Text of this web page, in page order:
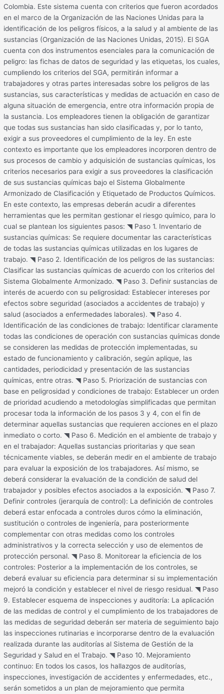
Colombia. Este sistema cuenta con criterios que fueron acordados
en el marco de la Organización de las Naciones Unidas para la
identificación de los peligros físicos, a la salud y al ambiente de las
sustancias (Organización de las Naciones Unidas, 2015). El SGA
cuenta con dos instrumentos esenciales para la comunicación de
peligro: las fichas de datos de seguridad y las etiquetas, los cuales,
cumpliendo los criterios del SGA, permitirán informar a
trabajadores y otras partes interesadas sobre los peligros de las
sustancias, sus características y medidas de actuación en caso de
alguna situación de emergencia, entre otra información propia de
la sustancia. Los empleadores tienen la obligación de garantizar
que todas sus sustancias han sido clasificadas y, por lo tanto,
exigir a sus proveedores el cumplimiento de la ley. En este
contexto es importante que los empleadores incorporen dentro de
sus procesos de cambio y adquisición de sustancias químicas, los
criterios necesarios para exigir a sus proveedores la clasificación
de sus sustancias químicas bajo el Sistema Globalmente
Armonizado de Clasificación y Etiquetado de Productos Químicos.
En este contexto, las empresas deberán acudir a diferentes
herramientas que les permitan gestionar el riesgo químico, para lo
cual se plantean los siguientes pasos: ◥ Paso 1. Inventario de
sustancias químicas: Se requiere documentar las características
de todas las sustancias químicas utilizadas en los lugares de
trabajo. ◥ Paso 2. Identificación de los peligros de las sustancias:
Clasificar las sustancias químicas de acuerdo con los criterios del
Sistema Globalmente Armonizado. ◥ Paso 3. Definir sustancias de
interés de acuerdo con su peligrosidad: Establecer intereses por
efectos sobre seguridad (asociados a accidentes de trabajo) y
salud (asociados a enfermedades laborales). ◥ Paso 4.
Identificación de las condiciones de trabajo: Identificar claramente
todas las condiciones de operación con sustancias químicas donde
se consideren las medidas de protección implementadas, su
estado de funcionamiento y calibración, según aplique, las
cantidades, periodicidad y presentación de las sustancias
químicas, entre otras. ◥ Paso 5. Priorización de sustancias con
base en peligrosidad y condiciones de trabajo: Establecer un orden
de prioridad acudiendo a metodologías simplificadas que permitan
procesar toda la información de los pasos 3 y 4, con el fin de
determinar aquellas sustancias que requieren acciones en el plazo
inmediato o corto. ◥ Paso 6. Medición en el ambiente de trabajo y
en el trabajador: Aquellas sustancias prioritarias y que sean
técnicamente viables, se deberán medir en el ambiente de trabajo
para evaluar la exposición de los trabajadores. Así mismo, se
deberá considerar la evaluación de la condición de salud del
trabajador y posibles efectos asociados a la exposición. ◥ Paso 7.
Definir controles (jerarquía de control): La definición de controles
deberá estar enfocada a controles duros cómo la eliminación,
sustitución o controles de ingeniería, para posteriormente
complementar con otras medidas como los controles
administrativos y la correcta selección y uso de elementos de
protección personal. ◥ Paso 8. Monitorear la eficiencia de los
controles: Posterior a la implementación de los controles, se
deberá evaluar su eficiencia para determinar si su implementación
mejoró la condición y establecer el nivel de riesgo residual. ◥ Paso
9. Establecer esquema de inspecciones y auditoría: La aplicación
de las medidas de control y el cumplimiento de los trabajadores de
las medidas de seguridad deberán ser materia de seguimiento bajo
las inspecciones rutinarias e incorporarse dentro de la evaluación
realizada durante las auditorías al Sistema de Gestión de la
Seguridad y Salud en el Trabajo. ◥ Paso 10. Mejoramiento
continuo: En todos los casos, los hallazgos de auditorías,
inspecciones, investigación de accidentes y enfermedades, etc.,
serán sometidos a un plan de mejoramiento que permita